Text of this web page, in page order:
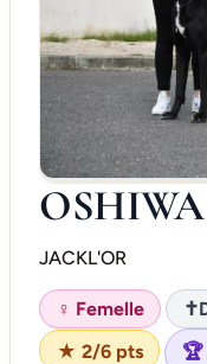
OSHIWA
JACKL'OR
♀ Femelle ✝
★ 2/6 pts
🏆